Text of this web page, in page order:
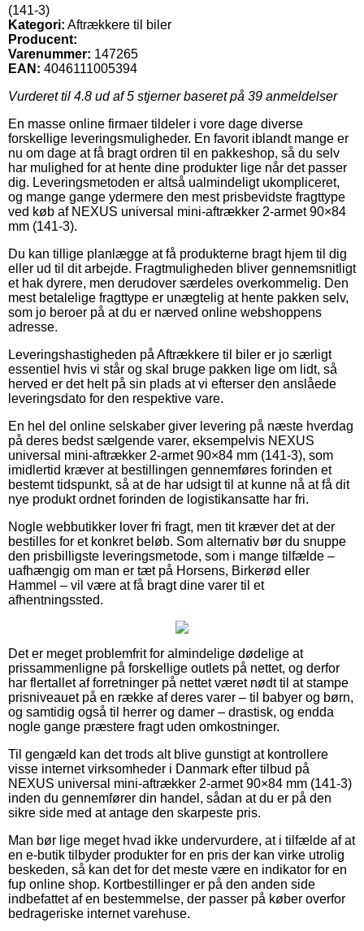
(141-3)
Kategori: Aftrækkere til biler
Producent:
Varenummer: 147265
EAN: 4046111005394
Vurderet til 4.8 ud af 5 stjerner baseret på 39 anmeldelser
En masse online firmaer tildeler i vore dage diverse
forskellige leveringsmuligheder. En favorit iblandt mange er
nu om dage at få bragt ordren til en pakkeshop, så du selv
har mulighed for at hente dine produkter lige når det passer
dig. Leveringsmetoden er altså ualmindeligt ukompliceret,
og mange gange ydermere den mest prisbevidste fragttype
ved køb af NEXUS universal mini-aftrækker 2-armet 90×84
mm (141-3).
Du kan tillige planlægge at få produkterne bragt hjem til dig
eller ud til dit arbejde. Fragtmuligheden bliver gennemsnitligt
et hak dyrere, men derudover særdeles overkommelig. Den
mest betalelige fragttype er unægtelig at hente pakken selv,
som jo beroer på at du er nærved online webshoppens
adresse.
Leveringshastigheden på Aftrækkere til biler er jo særligt
essentiel hvis vi står og skal bruge pakken lige om lidt, så
herved er det helt på sin plads at vi efterser den anslåede
leveringsdato for den respektive vare.
En hel del online selskaber giver levering på næste hverdag
på deres bedst sælgende varer, eksempelvis NEXUS
universal mini-aftrækker 2-armet 90×84 mm (141-3), som
imidlertid kræver at bestillingen gennemføres forinden et
bestemt tidspunkt, så at de har udsigt til at kunne nå at få dit
nye produkt ordnet forinden de logistikansatte har fri.
Nogle webbutikker lover fri fragt, men tit kræver det at der
bestilles for et konkret beløb. Som alternativ bør du snuppe
den prisbilligste leveringsmetode, som i mange tilfælde –
uafhængig om man er tæt på Horsens, Birkerød eller
Hammel – vil være at få bragt dine varer til et
afhentningssted.
Det er meget problemfrit for almindelige dødelige at
prissammenligne på forskellige outlets på nettet, og derfor
har flertallet af forretninger på nettet været nødt til at stampe
prisniveauet på en række af deres varer – til babyer og børn,
og samtidig også til herrer og damer – drastisk, og endda
nogle gange præstere fragt uden omkostninger.
Til gengæld kan det trods alt blive gunstigt at kontrollere
visse internet virksomheder i Danmark efter tilbud på
NEXUS universal mini-aftrækker 2-armet 90×84 mm (141-3)
inden du gennemfører din handel, sådan at du er på den
sikre side med at antage den skarpeste pris.
Man bør lige meget hvad ikke undervurdere, at i tilfælde af at
en e-butik tilbyder produkter for en pris der kan virke utrolig
beskeden, så kan det for det meste være en indikator for en
fup online shop. Kortbestillinger er på den anden side
indbefattet af en bestemmelse, der passer på køber overfor
bedrageriske internet varehuse.